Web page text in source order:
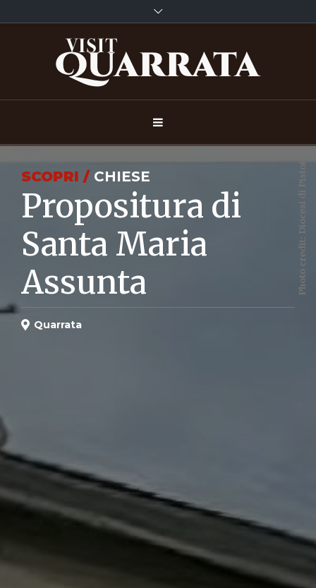
Photo credit: Diocesi di Pistoia
SCOPRI / CHIESE
Propositura di
Santa Maria
Assunta
Quarrata